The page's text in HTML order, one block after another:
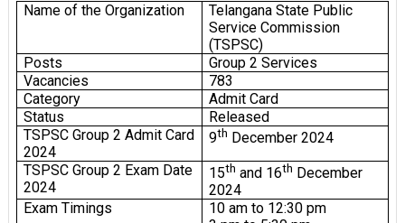
Name of the Organization
Telangana State Public
Service Commission
(TSPSC)
Posts
Group 2 Services
Vacancies
783
Category
Admit Card
Status
Released
TSPSC Group 2 Admit Card
2024
9th December 2024
TSPSC Group 2 Exam Date
2024
15th and 16th December
2024
Exam Timings
10 am to 12:30 pm